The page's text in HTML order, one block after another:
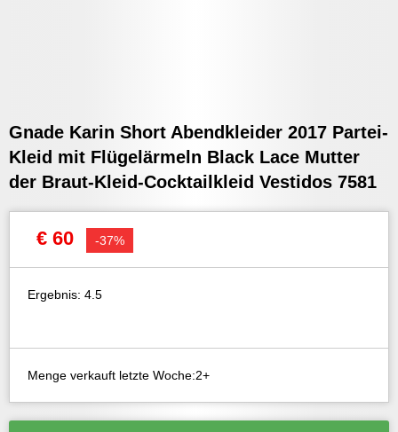
Gnade Karin Short Abendkleider 2017 Partei-
Kleid mit Flügelärmeln Black Lace Mutter
der Braut-Kleid-Cocktailkleid Vestidos 7581
€ 60 -37%
Ergebnis: 4.5
Menge verkauft letzte Woche:2+